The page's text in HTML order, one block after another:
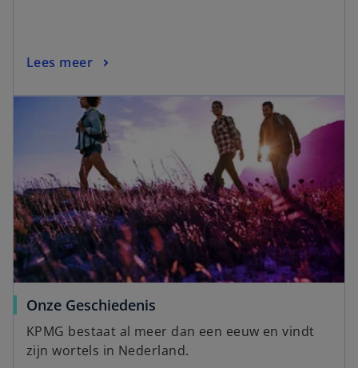
Lees meer
Onze Geschiedenis
KPMG bestaat al meer dan een eeuw en vindt
zijn wortels in Nederland.